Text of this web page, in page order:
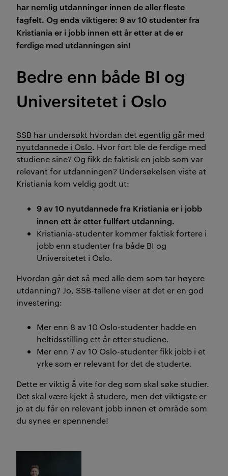
har nemlig utdanninger innen de aller fleste
fagfelt. Og enda viktigere: 9 av 10 studenter fra
Kristiania er i jobb innen ett år etter at de er
ferdige med utdanningen sin!
Bedre enn både BI og
Universitetet i Oslo
SSB har undersøkt hvordan det egentlig går med
nyutdannede i Oslo. Hvor fort ble de ferdige med
studiene sine? Og fikk de faktisk en jobb som var
relevant for utdanningen? Undersøkelsen viste at
Kristiania kom veldig godt ut:
9 av 10 nyutdannede fra Kristiania er i jobb
innen ett år etter fullført utdanning.
Kristiania-studenter kommer faktisk fortere i
jobb enn studenter fra både BI og
Universitetet i Oslo.
Hvordan går det så med alle dem som tar høyere
utdanning? Jo, SSB-tallene viser at det er en god
investering:
Mer enn 8 av 10 Oslo-studenter hadde en
heltidsstilling ett år etter studiene.
Mer enn 7 av 10 Oslo-studenter fikk jobb i et
yrke som er relevant for det de studerte.
Dette er viktig å vite for deg som skal søke studier.
Det skal være kjekt å studere, men det viktigste er
jo at du får en relevant jobb innen et område som
du synes er spennende!